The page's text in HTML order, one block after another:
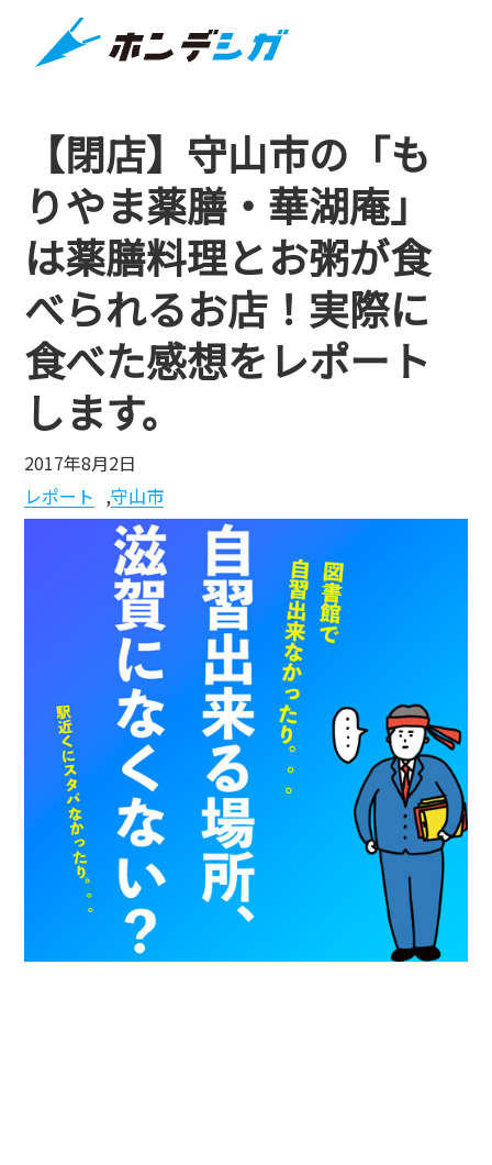
【閉店】守山市の「も
りやま薬膳・華湖庵」
は薬膳料理とお粥が食
べられるお店！実際に
食べた感想をレポート
します。
2017年8月2日
レポート ,守山市